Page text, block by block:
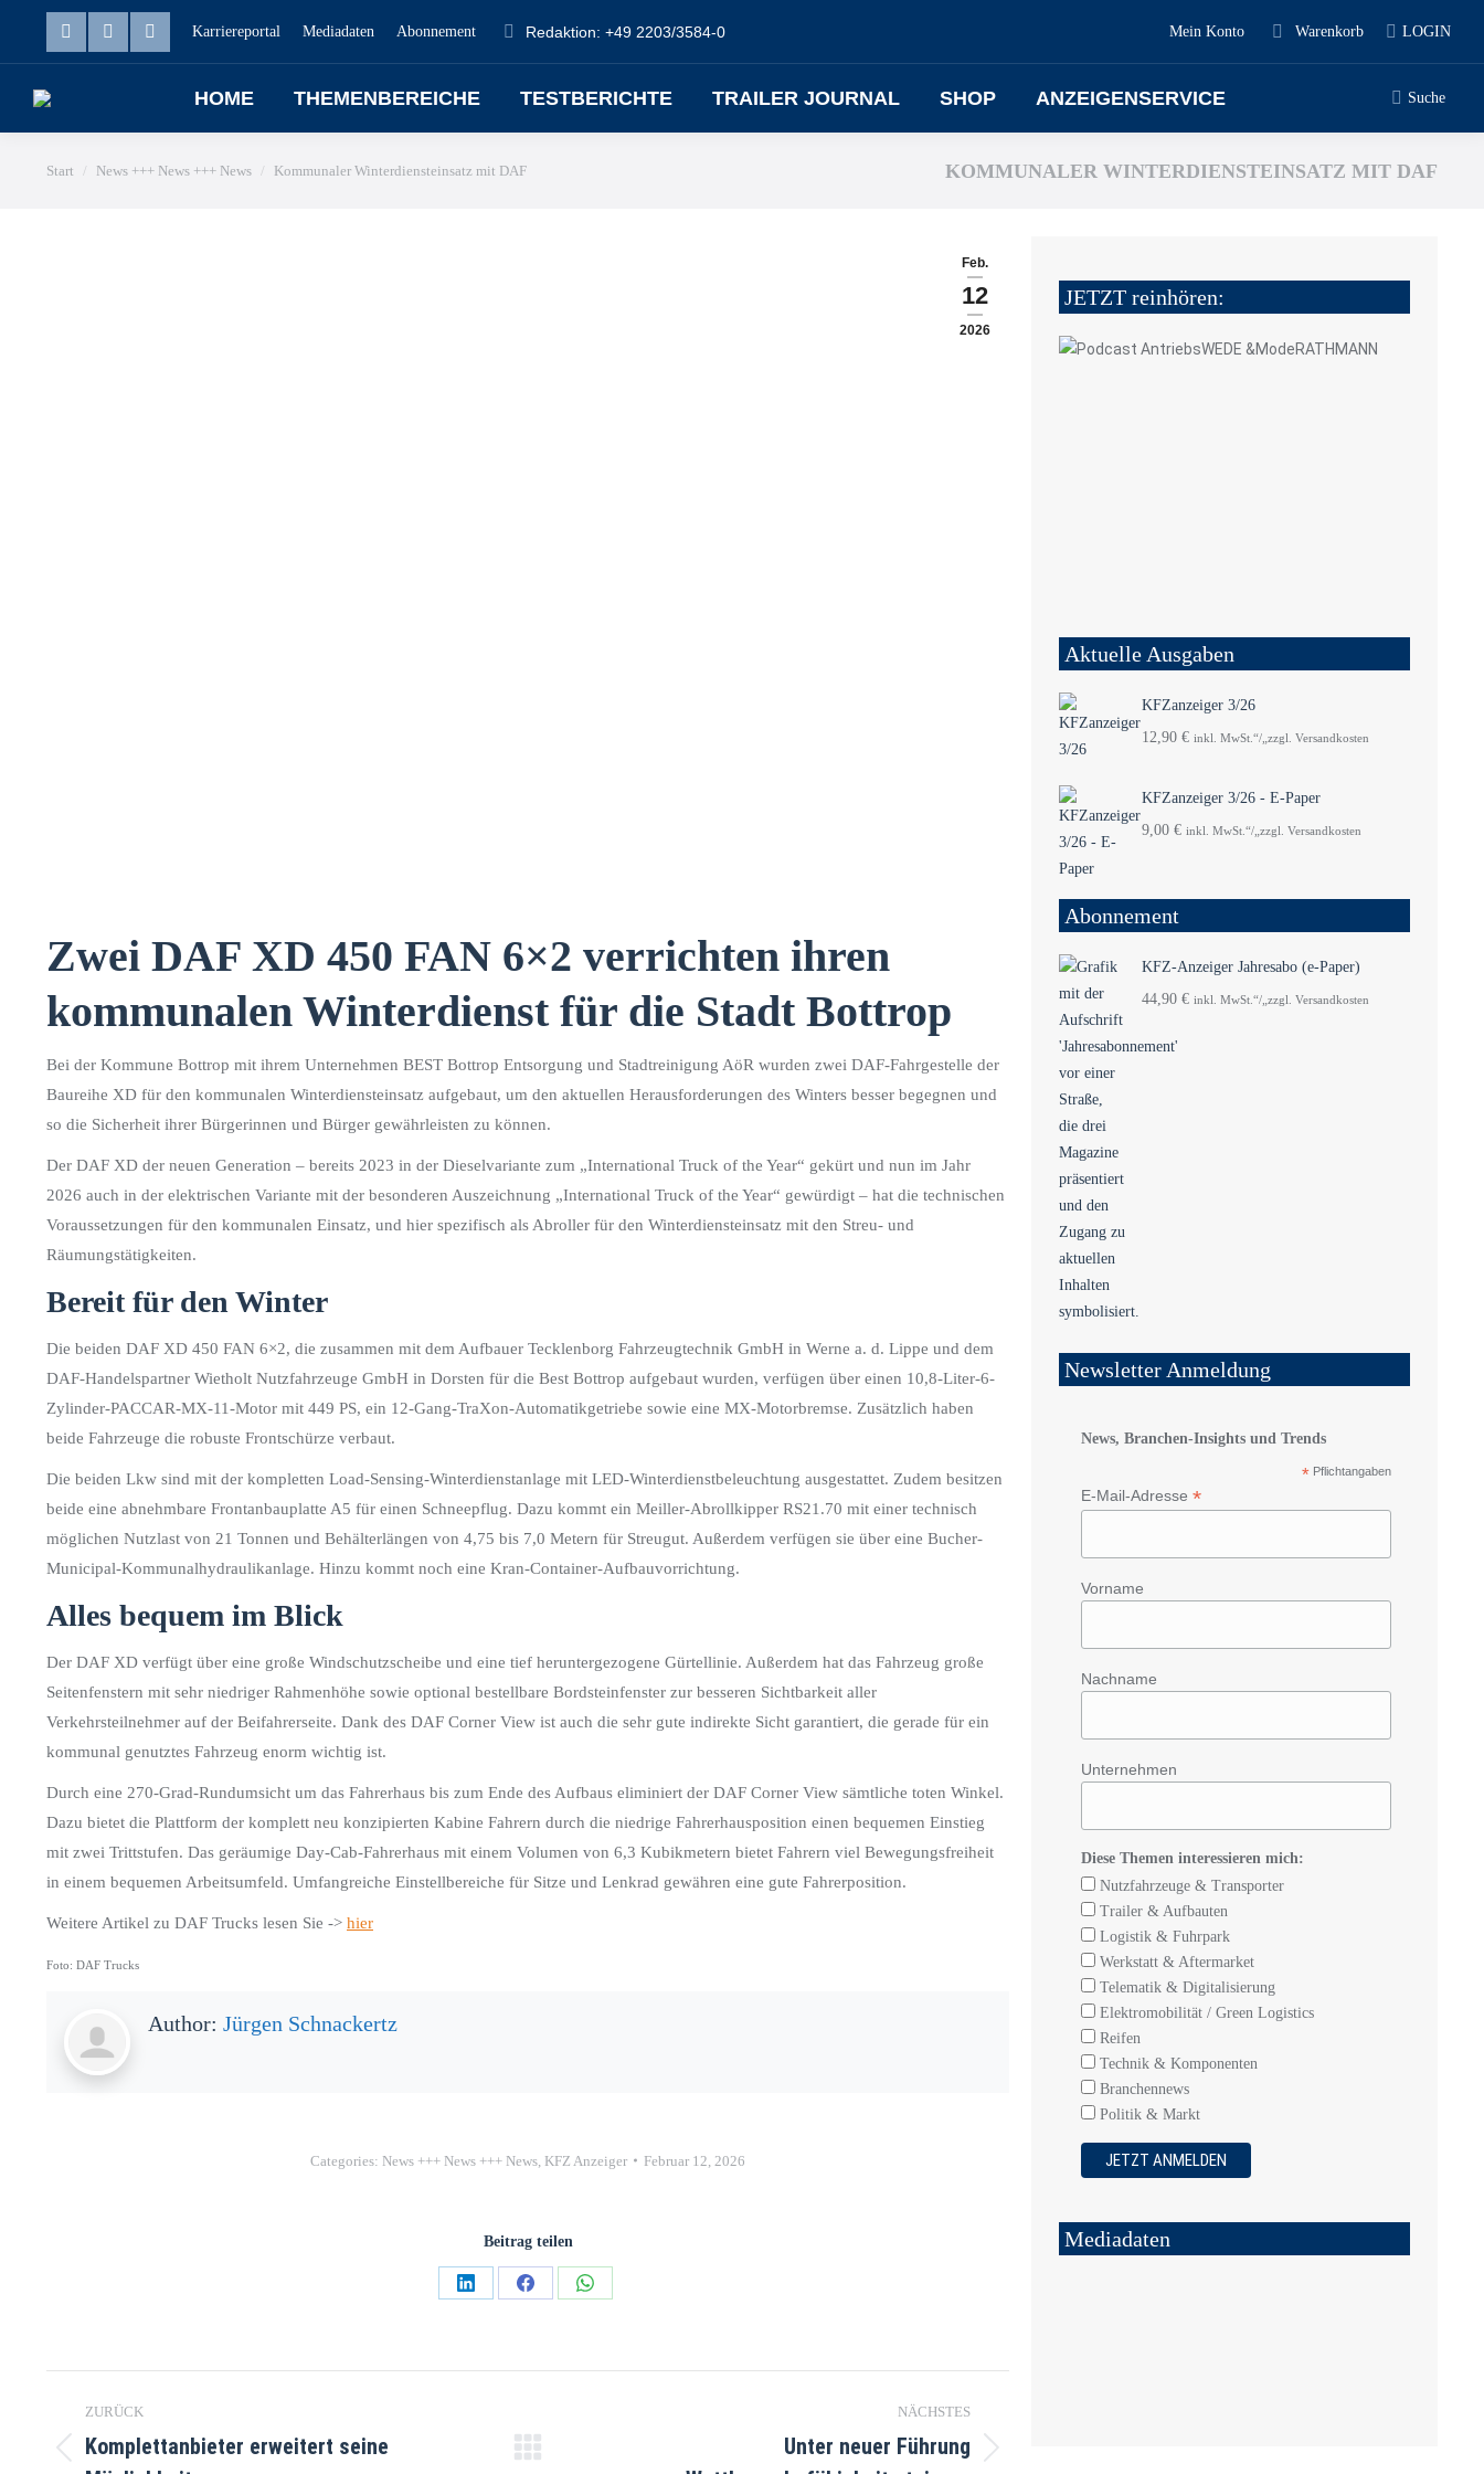
Karriereportal Mediadaten Abonnement Redaktion: +49 2203/3584-0 Mein Konto Warenkorb LOGIN
HOME THEMENBEREICHE TESTBERICHTE TRAILER JOURNAL SHOP ANZEIGENSERVICE Suche
Sie befinden sich hier:
Start News +++ News +++ News Kommunaler Winterdiensteinsatz mit DAF KOMMUNALER WINTERDIENSTEINSATZ MIT DAF
Feb.
12
2026
Zwei DAF XD 450 FAN 6×2 verrichten ihren
kommunalen Winterdienst für die Stadt Bottrop
Bei der Kommune Bottrop mit ihrem Unternehmen BEST Bottrop Entsorgung und Stadtreinigung AöR wurden zwei DAF-Fahrgestelle der
Baureihe XD für den kommunalen Winterdiensteinsatz aufgebaut, um den aktuellen Herausforderungen des Winters besser begegnen und
so die Sicherheit ihrer Bürgerinnen und Bürger gewährleisten zu können.
Der DAF XD der neuen Generation – bereits 2023 in der Dieselvariante zum „International Truck of the Year“ gekürt und nun im Jahr
2026 auch in der elektrischen Variante mit der besonderen Auszeichnung „International Truck of the Year“ gewürdigt – hat die technischen
Voraussetzungen für den kommunalen Einsatz, und hier spezifisch als Abroller für den Winterdiensteinsatz mit den Streu- und
Räumungstätigkeiten.
Bereit für den Winter
Die beiden DAF XD 450 FAN 6×2, die zusammen mit dem Aufbauer Tecklenborg Fahrzeugtechnik GmbH in Werne a. d. Lippe und dem
DAF-Handelspartner Wietholt Nutzfahrzeuge GmbH in Dorsten für die Best Bottrop aufgebaut wurden, verfügen über einen 10,8-Liter-6-
Zylinder-PACCAR-MX-11-Motor mit 449 PS, ein 12-Gang-TraXon-Automatikgetriebe sowie eine MX-Motorbremse. Zusätzlich haben
beide Fahrzeuge die robuste Frontschürze verbaut.
Die beiden Lkw sind mit der kompletten Load-Sensing-Winterdienstanlage mit LED-Winterdienstbeleuchtung ausgestattet. Zudem besitzen
beide eine abnehmbare Frontanbauplatte A5 für einen Schneepflug. Dazu kommt ein Meiller-Abrollkipper RS21.70 mit einer technisch
möglichen Nutzlast von 21 Tonnen und Behälterlängen von 4,75 bis 7,0 Metern für Streugut. Außerdem verfügen sie über eine Bucher-
Municipal-Kommunalhydraulikanlage. Hinzu kommt noch eine Kran-Container-Aufbauvorrichtung.
Alles bequem im Blick
Der DAF XD verfügt über eine große Windschutzscheibe und eine tief heruntergezogene Gürtellinie. Außerdem hat das Fahrzeug große
Seitenfenstern mit sehr niedriger Rahmenhöhe sowie optional bestellbare Bordsteinfenster zur besseren Sichtbarkeit aller
Verkehrsteilnehmer auf der Beifahrerseite. Dank des DAF Corner View ist auch die sehr gute indirekte Sicht garantiert, die gerade für ein
kommunal genutztes Fahrzeug enorm wichtig ist.
Durch eine 270-Grad-Rundumsicht um das Fahrerhaus bis zum Ende des Aufbaus eliminiert der DAF Corner View sämtliche toten Winkel.
Dazu bietet die Plattform der komplett neu konzipierten Kabine Fahrern durch die niedrige Fahrerhausposition einen bequemen Einstieg
mit zwei Trittstufen. Das geräumige Day-Cab-Fahrerhaus mit einem Volumen von 6,3 Kubikmetern bietet Fahrern viel Bewegungsfreiheit
in einem bequemen Arbeitsumfeld. Umfangreiche Einstellbereiche für Sitze und Lenkrad gewähren eine gute Fahrerposition.
Weitere Artikel zu DAF Trucks lesen Sie -> hier
Foto: DAF Trucks
Author: Jürgen Schnackertz
Categories: News +++ News +++ News KFZ Anzeiger Februar 12, 2026
Beitrag teilen
ZURÜCK
Komplettanbieter erweitert seine
NÄCHSTES
Unter neuer Führung
JETZT reinhören:
Aktuelle Ausgaben
KFZanzeiger 3/26
12,90 € inkl. MwSt.“/„zzgl. Versandkosten
KFZanzeiger 3/26 - E-Paper
9,00 € inkl. MwSt.“/„zzgl. Versandkosten
Abonnement
KFZ-Anzeiger Jahresabo (e-Paper)
44,90 € inkl. MwSt.“/„zzgl. Versandkosten
Newsletter Anmeldung
News, Branchen-Insights und Trends
* Pflichtangaben
E-Mail-Adresse *
Vorname
Nachname
Unternehmen
Diese Themen interessieren mich:
Nutzfahrzeuge & Transporter
Trailer & Aufbauten
Logistik & Fuhrpark
Werkstatt & Aftermarket
Telematik & Digitalisierung
Elektromobilität / Green Logistics
Reifen
Technik & Komponenten
Branchennews
Politik & Markt
Mediadaten